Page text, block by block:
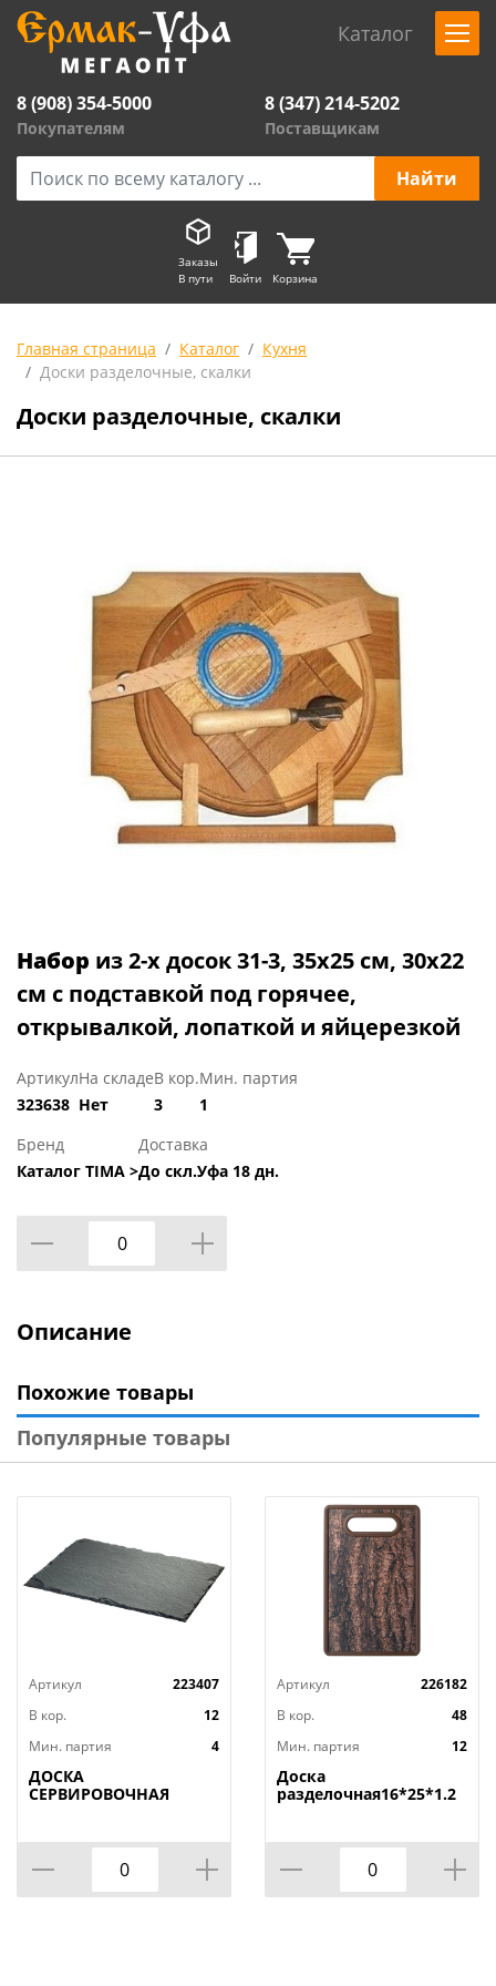
Каталог
8 (908) 354-5000
Покупателям
8 (347) 214-5202
Поставщикам
Заказы
В пути
Войти Корзина
Главная страница Каталог
Кухня
Доски разделочные, скалки
Доски разделочные, скалки
Набор из 2-х досок 31-3, 35х25 см, 30х22
см с подставкой под горячее,
открывалкой, лопаткой и яйцерезкой
Артикул
323638
На складе
Нет
В кор.
3
Мин. партия
1
Бренд
Каталог TIMA >
Доставка
До скл.Уфа 18 дн.
Описание
Похожие товары
Популярные товары
Артикул
223407
В кор.
12
Мин. партия
4
ДОСКА
СЕРВИРОВОЧНАЯ
УПАКОВКИ, КОР=12ШТ.
Артикул
226182
В кор.
48
Мин. партия
12
Доска
разделочная16*25*1.2